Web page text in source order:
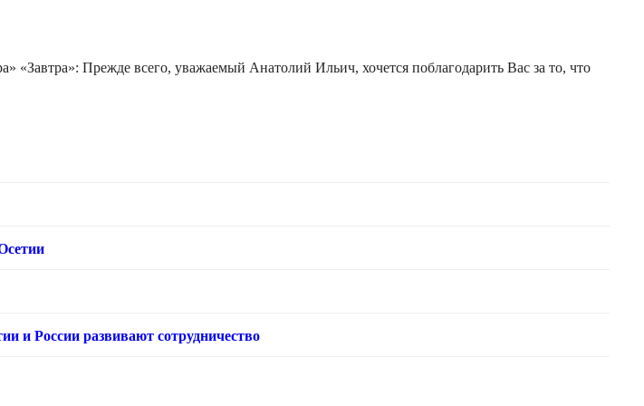
Прежде всего, уважаемый Анатолий Ильич, хочется поблагодарить Вас за то, что
и России развивают сотрудничество